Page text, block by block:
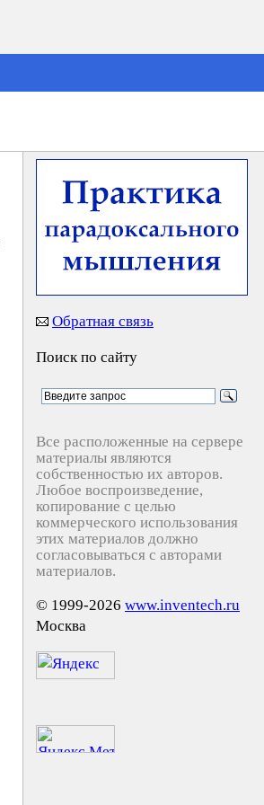
Обратная связь
Поиск по сайту
Все расположенные на сервере
материалы являются
собственностью их авторов.
Любое воспроизведение,
копирование с целью
коммерческого использования
этих материалов должно
согласовываться с авторами
материалов.
© 1999-2026 www.inventech.ru
Москва